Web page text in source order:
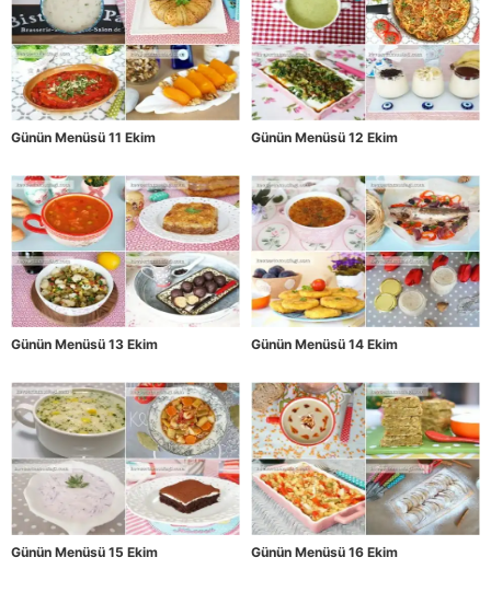
Günün Menüsü 11 Ekim Günün Menüsü 12 Ekim
Günün Menüsü 13 Ekim Günün Menüsü 14 Ekim
Günün Menüsü 15 Ekim Günün Menüsü 16 Ekim